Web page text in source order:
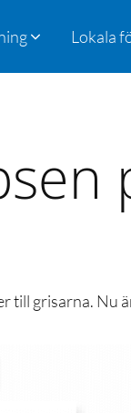
Lokala
till grisarna. Nu